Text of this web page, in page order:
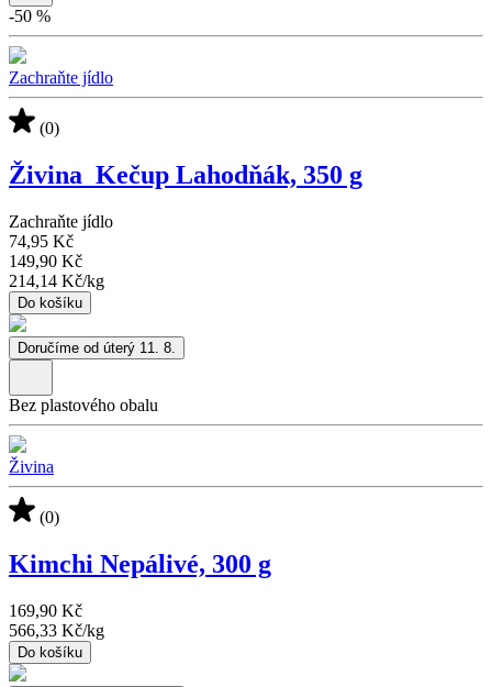
-50 %
Zachraňte jídlo
(0)
Živina_Kečup Lahodňák, 350 g
Zachraňte jídlo
74,95 Kč
149,90 Kč
214,14 Kč/kg
Do košíku
Doručíme od úterý 11. 8.
Bez plastového obalu
Živina
(0)
Kimchi Nepálivé, 300 g
169,90 Kč
566,33 Kč/kg
Do košíku